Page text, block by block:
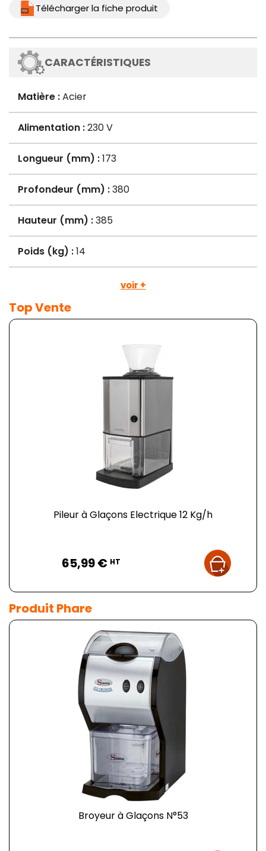
Télécharger la fiche produit
CARACTÉRISTIQUES
Matière :Acier
Alimentation :230 V
Longueur (mm) :173
Profondeur (mm) :380
Hauteur (mm) :385
Poids (kg) :14
voir +
Top Vente
Pileur à Glaçons Electrique 12 Kg/h
65,99 € HT
Produit Phare
Broyeur à Glaçons N°53